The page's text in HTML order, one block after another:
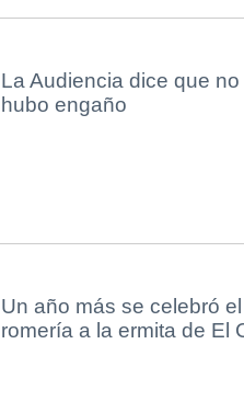
La Audiencia dice que
hubo engaño
Un año más se celebró
romería a la ermita de El